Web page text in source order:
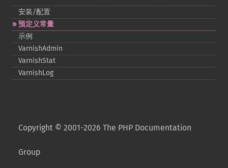
安装/配置
预定义常量
示例
VarnishAdmin
VarnishStat
VarnishLog
Copyright © 2001-2026 The PHP Documentation
Group